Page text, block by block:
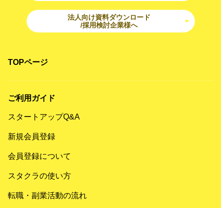
法人向け資料ダウンロード
/採用検討企業様へ
TOPページ
ご利用ガイド
スタートアップQ&A
新規会員登録
会員登録について
スタクラの使い方
転職・副業活動の流れ